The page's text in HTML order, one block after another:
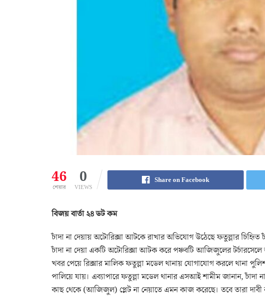
46
শেয়ার
0
VIEWS
Share on Facebook
বিজয় বার্তা ২৪ ডট কম
চাঁদা না দেয়ায় অটোরিক্সা আটকে রাখার অভিযোগ উঠেছে ফতুল্লার
চাঁদা না দেয়া একটি অটোরিক্সা আটক করে পঞ্চবটি আজিজুলের
খবর পেয়ে রিক্সার মালিক ফতুল্লা মডেল থানায় যোগাযোগ করলে থানা
পালিয়ে যায়। এব্যাপারে ফতুল্লা মডেল থানার এসআই শামীম জানান, চাঁদা
কাছ থেকে (আজিজুল) প্লেট না নেয়াতে এমন কাজ করেছে। তবে তারা